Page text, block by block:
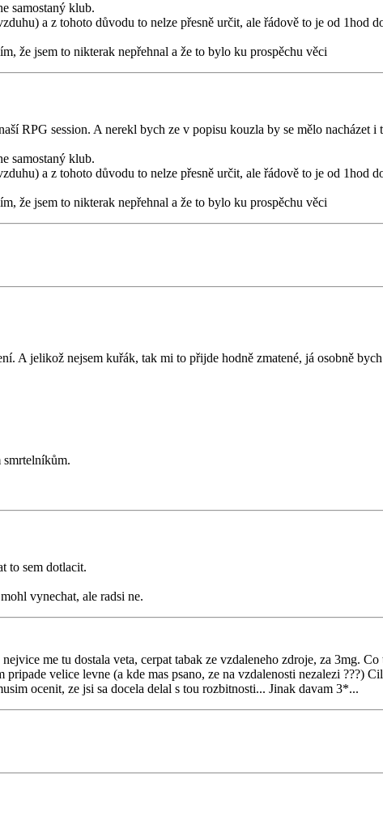
samostaný klub.
a z tohoto důvodu to nelze přesně určit, ale řádově to je od 1hod
že jsem to nikterak nepřehnal a že to bylo ku prospěchu věci
RPG session. A nerekl bych ze v popisu kouzla by se mělo nacházet i
samostaný klub.
a z tohoto důvodu to nelze přesně určit, ale řádově to je od 1hod
že jsem to nikterak nepřehnal a že to bylo ku prospěchu věci
A jelikož nejsem kuřák, tak mi to přijde hodně zmatené, já osobně
to sem dotlacit.
vynechat, ale radsi ne.
me tu dostala veta, cerpat tabak ze vzdaleneho zdroje, za 3mg. Co
velice levne (a kde mas psano, ze na vzdalenosti nezalezi ???)
ocenit, ze jsi sa docela delal s tou rozbitnosti... Jinak davam 3*...